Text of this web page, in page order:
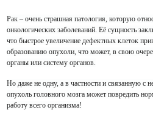
Рак – очень страшная патология, которую
онкологических заболеваний. Её сущность
что быстрое увеличение дефектных клеток
образованию опухоли, что может, в свою
органы или систему органов.
Но даже не одну, а в частности и связанную с
опухоль головного мозга может повредить
работу всего организма!